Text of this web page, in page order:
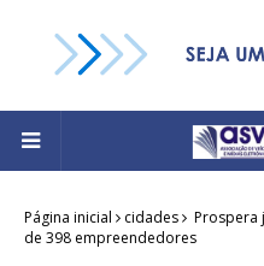
Página inicial cidades
Prospera
de 398 empreendedores